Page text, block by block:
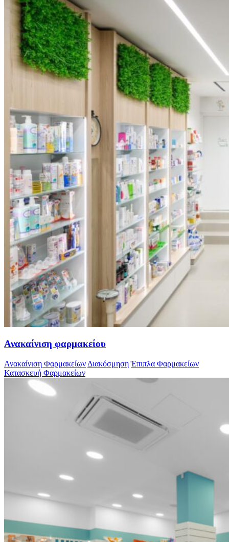
Ανακαίνιση φαρμακείου
Ανακαίνιση Φαρμακείων Διακόσμηση Έπιπλα Φαρμακείων
Κατασκευή Φαρμακείων